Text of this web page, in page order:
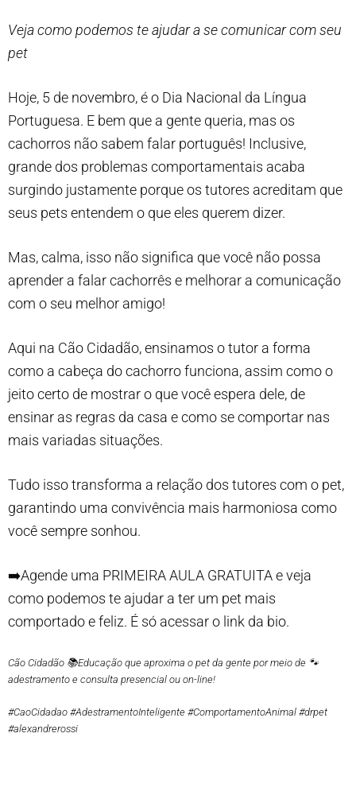
Veja como podemos te ajudar a se comunicar com seu
pet
Hoje, 5 de novembro, é o Dia Nacional da Língua
Portuguesa. E bem que a gente queria, mas os
cachorros não sabem falar português! Inclusive,
grande dos problemas comportamentais acaba
surgindo justamente porque os tutores acreditam que
seus pets entendem o que eles querem dizer.
Mas, calma, isso não significa que você não possa
aprender a falar cachorrês e melhorar a comunicação
com o seu melhor amigo!
Aqui na Cão Cidadão, ensinamos o tutor a forma
como a cabeça do cachorro funciona, assim como o
jeito certo de mostrar o que você espera dele, de
ensinar as regras da casa e como se comportar nas
mais variadas situações.
Tudo isso transforma a relação dos tutores com o pet,
garantindo uma convivência mais harmoniosa como
você sempre sonhou.
➡️Agende uma PRIMEIRA AULA GRATUITA e veja
como podemos te ajudar a ter um pet mais
comportado e feliz. É só acessar o link da bio.
Cão Cidadão 📚Educação que aproxima o pet da gente por meio de 🐾
adestramento e consulta presencial ou on-line!
#CaoCidadao #AdestramentoInteligente #ComportamentoAnimal #drpet
#alexandrerossi